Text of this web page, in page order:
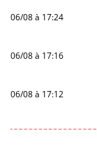
06/08 à 17:24
06/08 à 17:16
06/08 à 17:12